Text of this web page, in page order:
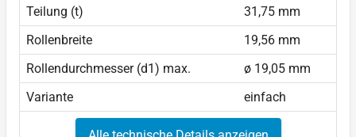
Teilung (t)
31,75 mm
Rollenbreite
19,56 mm
Rollendurchmesser (d1) max.
ø 19,05 mm
Variante
einfach